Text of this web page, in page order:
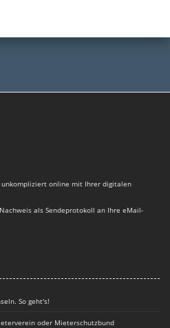
unkompliziert online mit Ihrer digitalen
als Sendeprotokoll an Ihre eMail-
So geht's!
oder Mieterschutzbund